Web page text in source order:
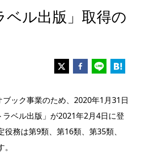
ベル出版」取得の
ック事業のため、2020年1月31日
ベル出版」が2021年2月4日に登
務は第9類、第16類、第35類、